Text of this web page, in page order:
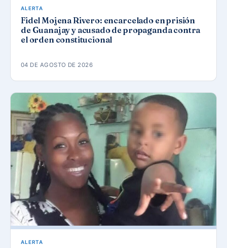
ALERTA
Fidel Mojena Rivero: encarcelado en prisión
de Guanajay y acusado de propaganda contra
el orden constitucional
04 DE AGOSTO DE 2026
ALERTA